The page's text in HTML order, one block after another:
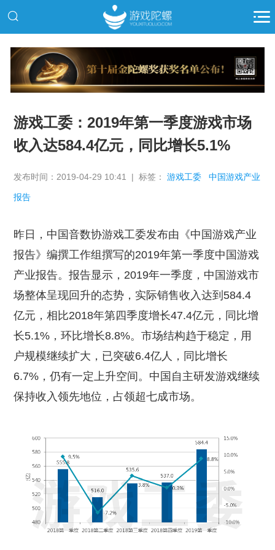
推广
游戏工委：2019年第一季度游戏市场
收入达584.4亿元，同比增长5.1%
发布时间：2019-04-29 10:41 | 标签：游戏工委 中国游戏产业
报告
昨日，中国音数协游戏工委发布由《中国游戏产业
报告》编撰工作组撰写的2019年第一季度中国游戏
产业报告。报告显示，2019年一季度，中国游戏市
场整体呈现回升的态势，实际销售收入达到584.4
亿元，相比2018年第四季度增长47.4亿元，同比增
长5.1%，环比增长8.8%。市场结构趋于稳定，用
户规模继续扩大，已突破6.4亿人，同比增长
6.7%，仍有一定上升空间。中国自主研发游戏继续
保持收入领先地位，占领超七成市场。